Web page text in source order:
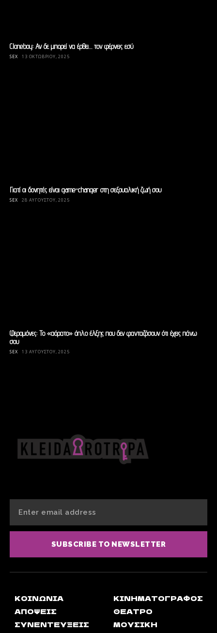
Cloneboy: Αν δε μπορεί να έρθει… τον φέρνεις εσύ
SEX 13 ΟΚΤΩΒΡΊΟΥ, 2025
Γιατί οι δονητές είναι game-changer στη σεξουαλική ζωή σου
SEX 28 ΑΥΓΟΎΣΤΟΥ, 2025
Φερομόνες: Το «αόρατο» όπλο έλξης που δεν φανταζόσουν ότι έχεις πάνω
σου
SEX 13 ΑΥΓΟΎΣΤΟΥ, 2025
SUBSCRIBE TO NEWSLETTER
ΚΟΙΝΩΝΊΑ
ΑΠΟΨΕΙΣ
ΣΥΝΕΝΤΕΎΞΕΙΣ
ΚΙΝΗΜΑΤΟΓΡΆΦΟΣ
ΘΈΑΤΡΟ
ΜΟΥΣΙΚΉ